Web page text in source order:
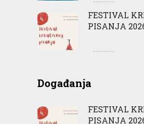
FESTIVAL
PISANJA
Događanja
FESTIVAL
PISANJA